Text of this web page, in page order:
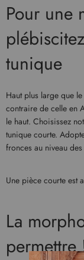
Pour une
tunique
Haut plus large que
contraire de celle en
le haut. Choisissez
tunique courte.
fronces au niveau des
Une pièce courte est
La
permettre